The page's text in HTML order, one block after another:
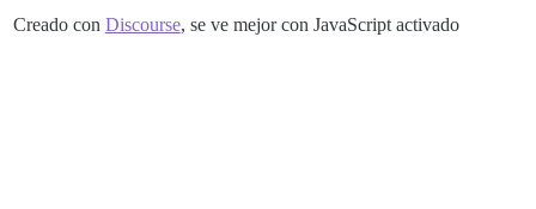
Creado con Discourse, se ve mejor con JavaScript activado